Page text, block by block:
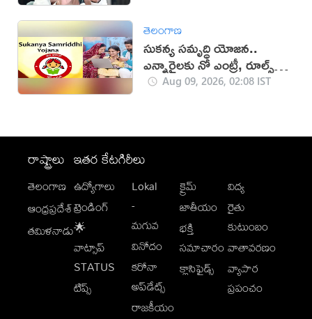
తెలంగాణ
సుకన్య సమృద్ధి యోజన..
ఎన్నారైలకు నో ఎంట్రీ, రూల్స్
ఇవే!Aug 09, 2026, 02:08 IST
రాష్ట్రాలు
తెలంగాణ
ఆంధ్రప్రదేశ్
తమిళనాడు
ఇతర కేటగిరీలు
ఉద్యోగాలు
ట్రెండింగ్
🌟
వాట్సాప్
STATUS
టిప్స్
Lokal
-
మగువ
వినోదం
కరోనా
అప్‌డేట్స్
రాజకీయం
క్రైమ్
జాతీయం
భక్తి
సమాచారం
క్లాసిఫైడ్స్
విద్య
రైతు
కుటుంబం
వాతావరణం
వ్యాపార
ప్రపంచం